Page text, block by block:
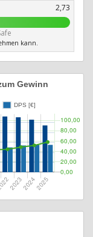
2,73
kann.